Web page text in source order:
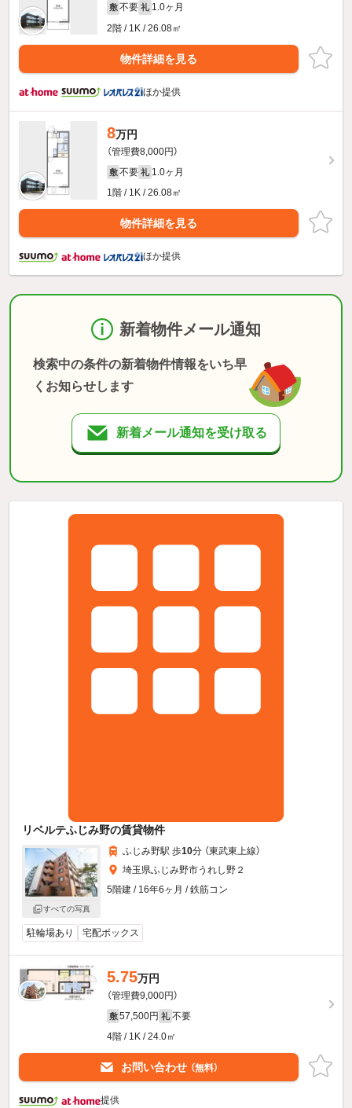
敷 不要 礼 1.0ヶ月
2階 / 1K / 26.08㎡
物件詳細を見る
ほか提供
8万円
（管理費8,000円）
敷 不要 礼 1.0ヶ月
1階 / 1K / 26.08㎡
物件詳細を見る
ほか提供
新着物件メール通知
検索中の条件の新着物件情報をいち早
くお知らせします
新着メール通知を受け取る
リベルテふじみ野の賃貸物件
すべての写真
ふじみ野駅 歩10分 （東武東上線）
埼玉県ふじみ野市うれし野２
5階建 / 16年6ヶ月 / 鉄筋コン
駐輪場あり 宅配ボックス
5.75万円
（管理費9,000円）
敷 57,500円 礼 不要
4階 / 1K / 24.0㎡
お問い合わせ （無料）
提供